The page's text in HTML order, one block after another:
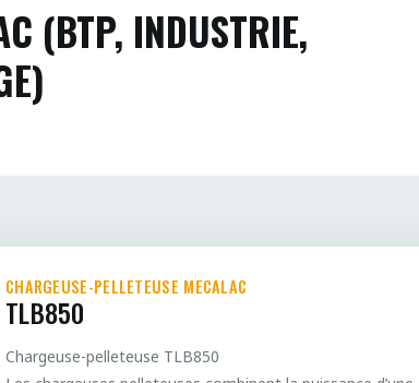
(BTP, INDUSTRIE,
CHARGEUSE-PELLETEUSE MECALAC
TLB850
Chargeuse-pelleteuse TLB850